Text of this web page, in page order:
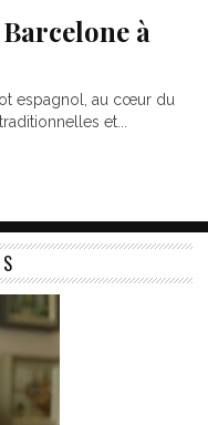
à
espagnol, au cœur du
et...